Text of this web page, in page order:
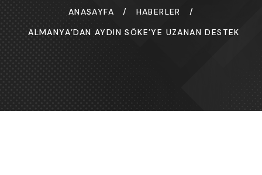
ANASAYFA / HABERLER
/
ALMANYA’DAN AYDIN SÖKE’YE UZANAN DESTEK